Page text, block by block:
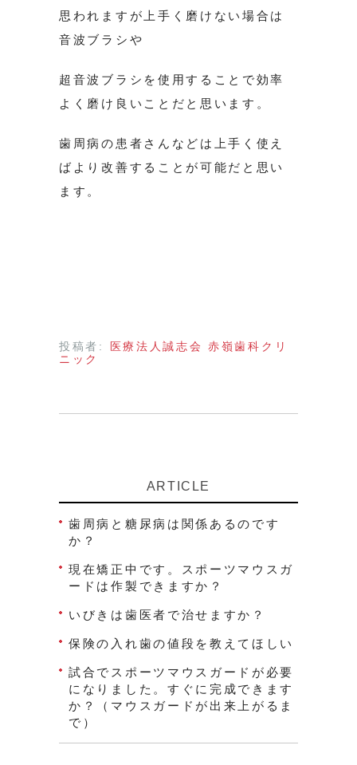
思われますが上手く磨けない場合は
音波ブラシや
超音波ブラシを使用することで効率
よく磨け良いことだと思います。
歯周病の患者さんなどは上手く使え
ばより改善することが可能だと思い
ます。
投稿者:
医療法人誠志会 赤嶺歯科クリ
ニック
ARTICLE
歯周病と糖尿病は関係あるのです
か？
現在矯正中です。スポーツマウスガ
ードは作製できますか？
いびきは歯医者で治せますか？
保険の入れ歯の値段を教えてほしい
試合でスポーツマウスガードが必要
になりました。すぐに完成できます
か？（マウスガードが出来上がるま
で）